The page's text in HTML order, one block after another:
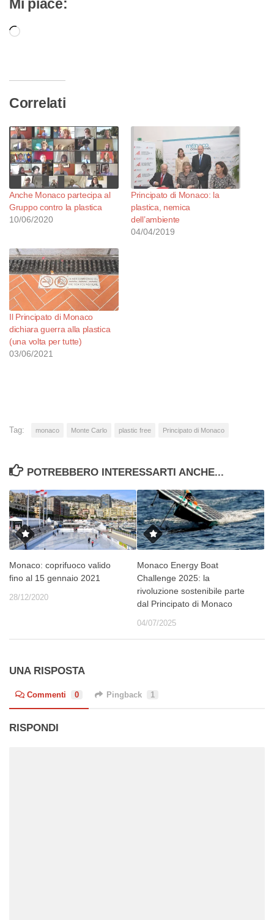
Mi piace:
Caricamento
Correlati
Anche Monaco partecipa al
Gruppo contro la plastica
10/06/2020
Principato di Monaco: la
plastica, nemica
dell’ambiente
04/04/2019
Il Principato di Monaco
dichiara guerra alla plastica
(una volta per tutte)
03/06/2021
Tag: monaco Monte Carlo plastic free Principato di Monaco
POTREBBERO INTERESSARTI ANCHE...
Monaco: coprifuoco valido
fino al 15 gennaio 2021
28/12/2020
Monaco Energy Boat
Challenge 2025: la
rivoluzione sostenibile parte
dal Principato di Monaco
04/07/2025
UNA RISPOSTA
Commenti 0 Pingback 1
RISPONDI